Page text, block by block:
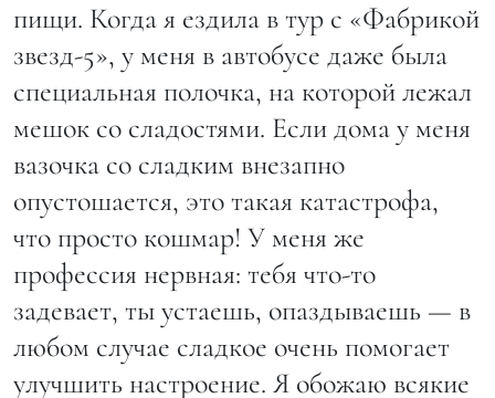
пищи. Когда я ездила в тур с «Фабрикой
звезд-5», у меня в автобусе даже была
специальная полочка, на которой лежал
мешок со сладостями. Если дома у меня
вазочка со сладким внезапно
опустошается, это такая катастрофа,
что просто кошмар! У меня же
профессия нервная: тебя что-то
задевает, ты устаешь, опаздываешь — в
любом случае сладкое очень помогает
улучшить настроение. Я обожаю всякие